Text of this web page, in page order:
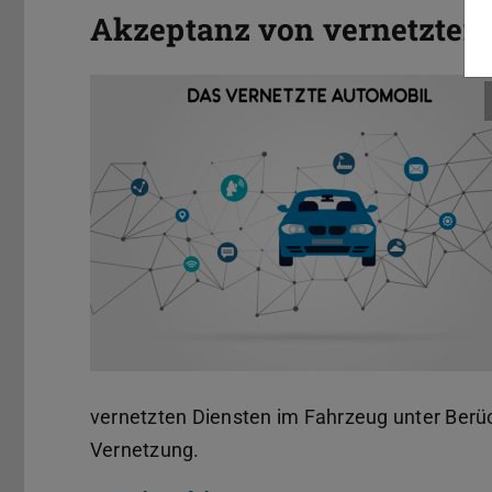
Akzeptanz von vernetzten
vernetzten Diensten im Fahrzeug unter
Vernetzung.